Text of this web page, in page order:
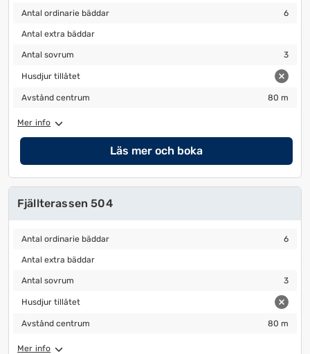
Antal ordinarie bäddar
Antal ordinarie bäddar 6
Antal extra bäddar
Antal extra bäddar
Antal sovrum
Antal sovrum 3
Husdjur tillåtet
Husdjur tillåtet
Avstånd centrum
Avstånd centrum 80 m
Mer info
Läs mer och boka
Fjällterassen 504
Antal ordinarie bäddar
Antal ordinarie bäddar 6
Antal extra bäddar
Antal extra bäddar
Antal sovrum
Antal sovrum 3
Husdjur tillåtet
Husdjur tillåtet
Avstånd centrum
Avstånd centrum 80 m
Mer info